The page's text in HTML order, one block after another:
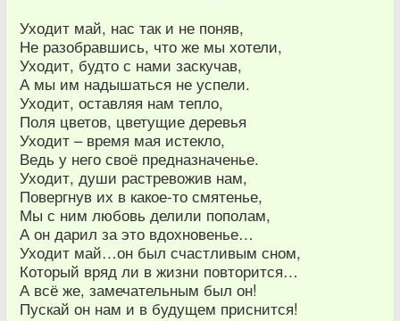
Уходит май, нас так и не поняв,
Не разобравшись, что же мы хотели,
Уходит, будто с нами заскучав,
А мы им надышаться не успели.
Уходит, оставляя нам тепло,
Поля цветов, цветущие деревья
Уходит – время мая истекло,
Ведь у него своё предназначенье.
Уходит, души растревожив нам,
Повергнув их в какое-то смятенье,
Мы с ним любовь делили пополам,
А он дарил за это вдохновенье…
Уходит май…он был счастливым сном,
Который вряд ли в жизни повторится…
А всё же, замечательным был он!
Пускай он нам и в будущем приснится!